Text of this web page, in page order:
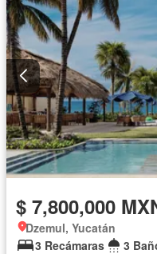
$ 7,800,000
Dzemul, Yucatán
3 Recámaras
3